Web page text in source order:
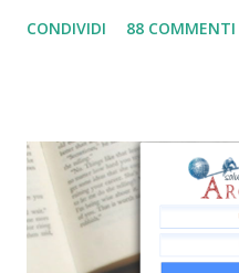
ancora da varie compagnie
altrettante hanno deciso di
tipologie di prestiti a
esiste qualche possibilità,
cittadini) di accedere a
CONDIVIDI 88 COMMENTI